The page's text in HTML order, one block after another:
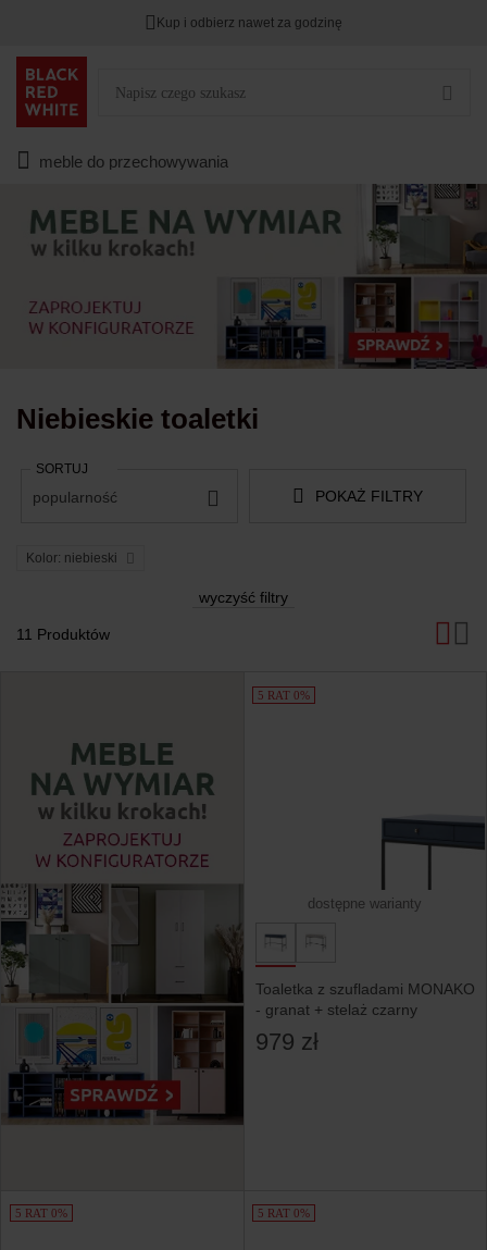
HITY DNIA przy zapisie na Newsletter.
Kup i odbierz nawet za godzinę
meble do przechowywania
Niebieskie toaletki
11 Produktów
POKAŻ FILTRY
Kolor: niebieski
wyczyść filtry
SORTUJ
popularność
5 RAT 0%
dostępne warianty
Toaletka z szufladami MONAKO
- granat + stelaż czarny
979 zł
5 RAT 0% 5 RAT 0%